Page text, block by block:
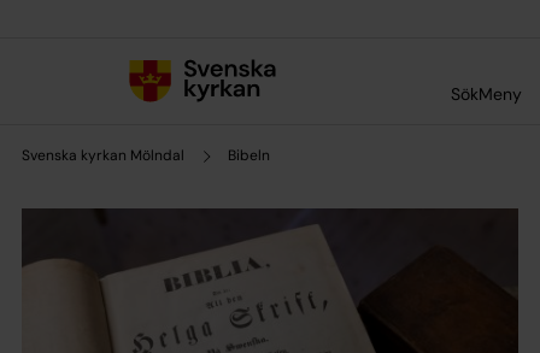
SökMeny
Svenska kyrkan Mölndal Bibeln